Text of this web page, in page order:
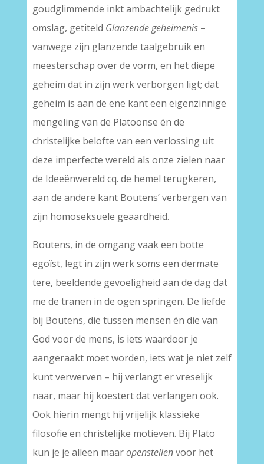
goudglimmende inkt ambachtelijk gedrukt
omslag, getiteld Glanzende geheimenis –
vanwege zijn glanzende taalgebruik en
meesterschap over de vorm, en het diepe
geheim dat in zijn werk verborgen ligt; dat
geheim is aan de ene kant een eigenzinnige
mengeling van de Platoonse én de
christelijke belofte van een verlossing uit
deze imperfecte wereld als onze zielen naar
de Ideeënwereld cq. de hemel terugkeren,
aan de andere kant Boutens’ verbergen van
zijn homoseksuele geaardheid.
Boutens, in de omgang vaak een botte
egoïst, legt in zijn werk soms een dermate
tere, beeldende gevoeligheid aan de dag dat
me de tranen in de ogen springen. De liefde
bij Boutens, die tussen mensen én die van
God voor de mens, is iets waardoor je
aangeraakt moet worden, iets wat je niet zelf
kunt verwerven – hij verlangt er vreselijk
naar, maar hij koestert dat verlangen ook.
Ook hierin mengt hij vrijelijk klassieke
filosofie en christelijke motieven. Bij Plato
kun je je alleen maaropenstellenvoor het